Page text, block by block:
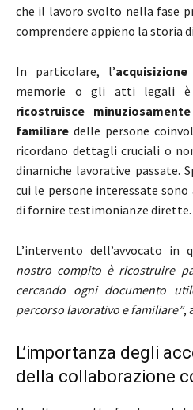
che il lavoro svolto nella fase
comprendere appieno la storia
In particolare, l’acquisizione
memorie o gli atti legali
ricostruisce
familiare delle persone
ricordano dettagli cruciali o
dinamiche lavorative passate.
cui le persone interessate
di fornire testimonianze dirette.
L’intervento dell’avvocato in
nostro compito è ricostruire
cercando ogni documento
percorso lavorativo e familiare”,
L’importanza degli
della collaborazione